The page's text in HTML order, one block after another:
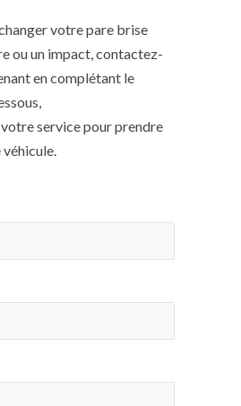
votre pare brise
ou un impact, contactez-
en complétant le
votre service pour prendre